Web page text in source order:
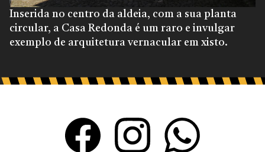
Inserida no centro da aldeia, com a sua planta
circular, a Casa Redonda é um raro e invulgar
exemplo de arquitetura vernacular em xisto.